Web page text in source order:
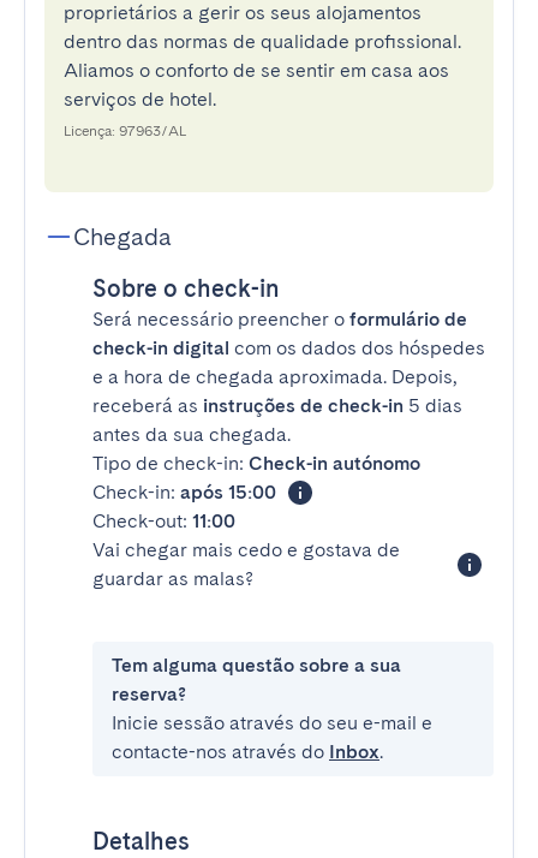
proprietários a gerir os seus alojamentos
dentro das normas de qualidade profissional.
Aliamos o conforto de se sentir em casa aos
serviços de hotel.
Licença: 97963/AL
Chegada
Sobre o check-in
Será necessário preencher o formulário de
check-in digital com os dados dos hóspedes
e a hora de chegada aproximada. Depois,
receberá as instruções de check-in 5 dias
antes da sua chegada.
Tipo de check-in: Check-in autónomo
Check-in: após 15:00
Check-out: 11:00
Vai chegar mais cedo e gostava de
guardar as malas?
Tem alguma questão sobre a sua
reserva?
Inicie sessão através do seu e-mail e
contacte-nos através do Inbox.
Detalhes